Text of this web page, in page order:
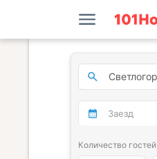
Количество гостей